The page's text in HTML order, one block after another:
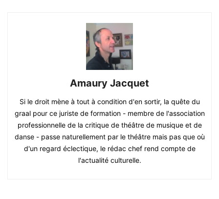
Amaury Jacquet
Si le droit mène à tout à condition d'en sortir, la quête du
graal pour ce juriste de formation - membre de l'association
professionnelle de la critique de théâtre de musique et de
danse - passe naturellement par le théâtre mais pas que où
d'un regard éclectique, le rédac chef rend compte de
l'actualité culturelle.